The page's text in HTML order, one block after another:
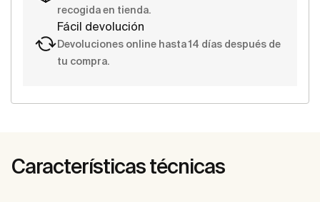
recogida en tienda.
Fácil devolución
Devoluciones online hasta 14 días después de
tu compra.
Características técnicas